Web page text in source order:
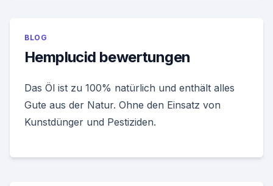
BLOG
Hemplucid bewertungen
Das Öl ist zu 100% natürlich und enthält alles
Gute aus der Natur. Ohne den Einsatz von
Kunstdünger und Pestiziden.